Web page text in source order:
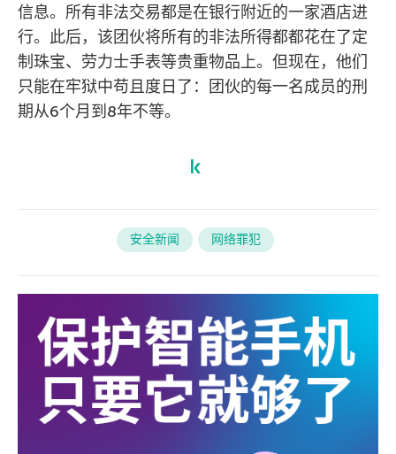
信息。所有非法交易都是在银行附近的一家酒店进
行。此后，该团伙将所有的非法所得都都花在了定
制珠宝、劳力士手表等贵重物品上。但现在，他们
只能在牢狱中苟且度日了：团伙的每一名成员的刑
期从6个月到8年不等。
安全新闻 网络罪犯